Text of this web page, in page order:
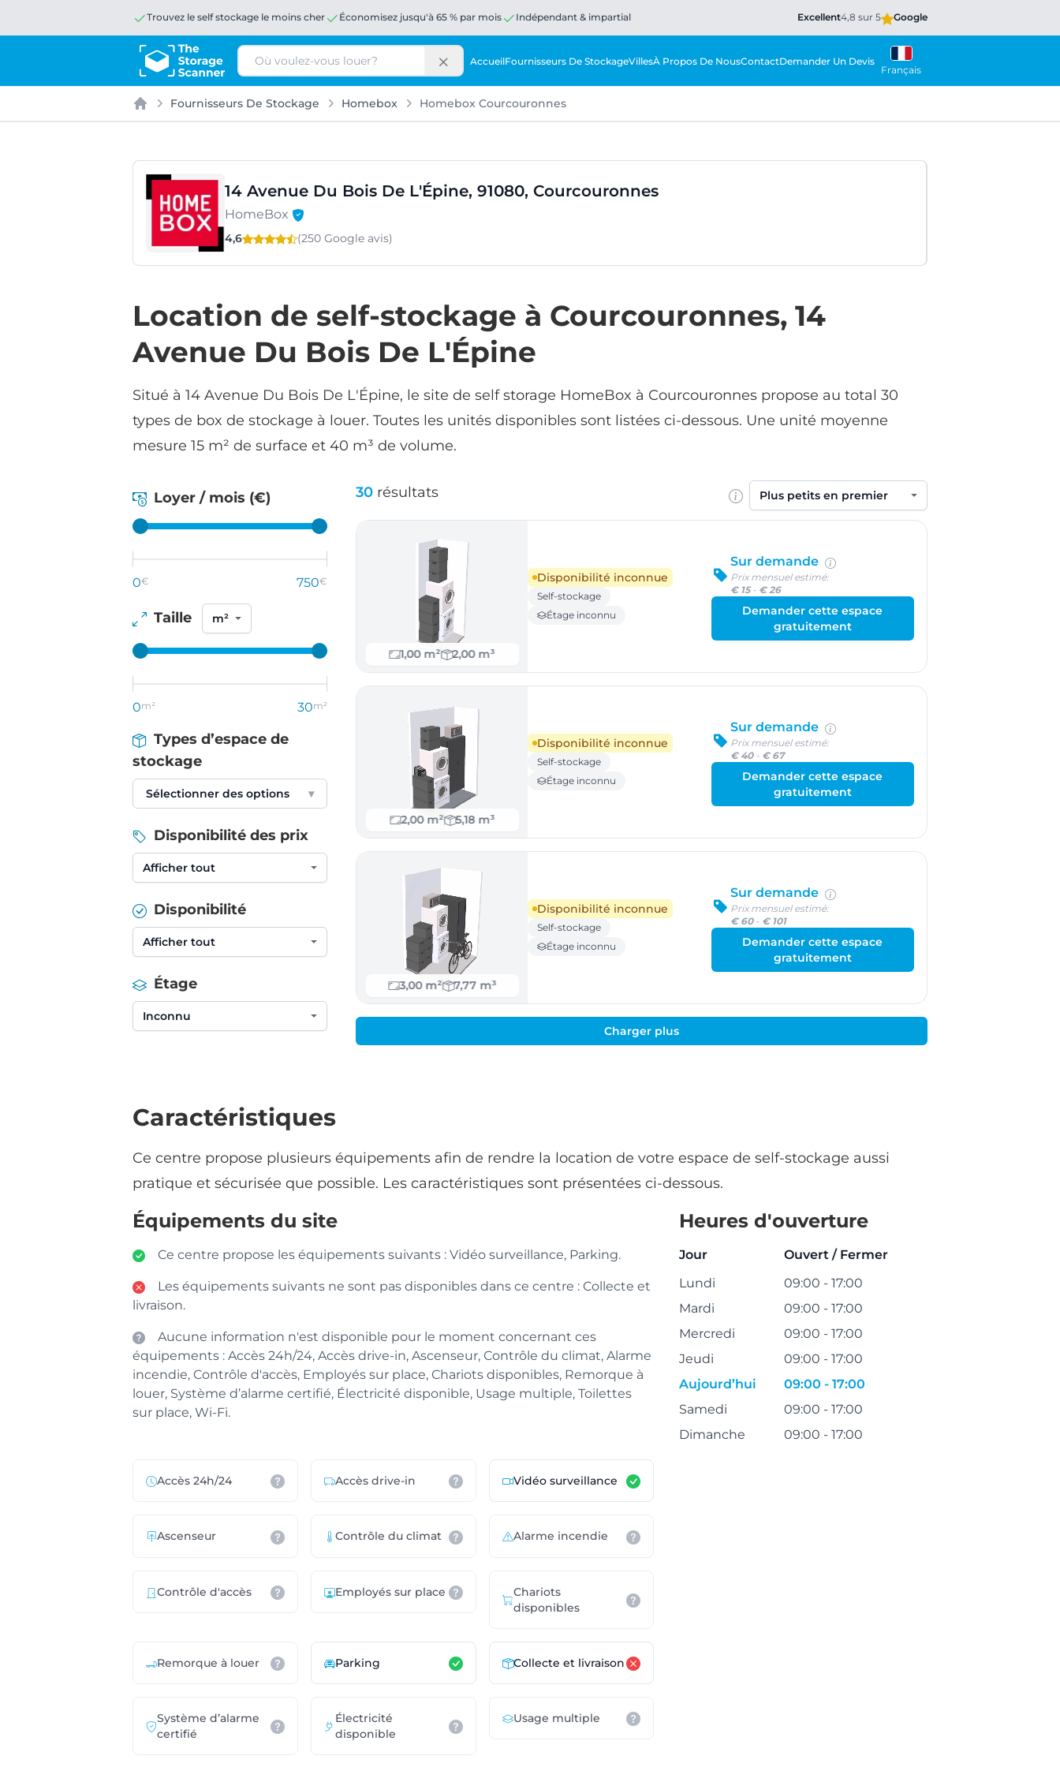
Trouvez le self stockage le moins cher Économisez jusqu'à 65 % par mois Indépendant & impartial Excellent4,8 sur 5 Google
Rechercher AccueilFournisseurs De StockageVillesÀ Propos De NousContactDemander Un Devis
Français
Accueil
Fournisseurs De Stockage Homebox Homebox Courcouronnes
14 Avenue Du Bois De L'Épine, 91080, Courcouronnes
HomeBox
4,6 (250 Google avis)
Location de self-stockage à Courcouronnes, 14
Avenue Du Bois De L'Épine
Situé à 14 Avenue Du Bois De L'Épine, le site de self storage HomeBox à Courcouronnes propose au total 30
types de box de stockage à louer. Toutes les unités disponibles sont listées ci-dessous. Une unité moyenne
mesure 15 m² de surface et 40 m³ de volume.
30 résultats
Trier par
1,00 m² 2,00 m³
Disponibilité inconnue
Self-stockage
Étage inconnu
Sur demande
Prix mensuel estimé:
€ 15- € 26
Demander cette espace
gratuitement
2,00 m² 5,18 m³
Disponibilité inconnue
Self-stockage
Étage inconnu
Sur demande
Prix mensuel estimé:
€ 40- € 67
Demander cette espace
gratuitement
3,00 m² 7,77 m³
Disponibilité inconnue
Self-stockage
Étage inconnu
Sur demande
Prix mensuel estimé:
€ 60- € 101
Demander cette espace
gratuitement
Charger plus
Loyer / mois (€)
0€ 750€
Taille
0m² 30m²
Types d’espace de
stockage
Sélectionner des options ▾
Disponibilité des prix
Disponibilité
Étage
Caractéristiques
Ce centre propose plusieurs équipements afin de rendre la location de votre espace de self-stockage aussi
pratique et sécurisée que possible. Les caractéristiques sont présentées ci-dessous.
Équipements du site
Ce centre propose les équipements suivants : Vidéo surveillance, Parking.
Les équipements suivants ne sont pas disponibles dans ce centre : Collecte et
livraison.
Aucune information n'est disponible pour le moment concernant ces
équipements : Accès 24h/24, Accès drive-in, Ascenseur, Contrôle du climat, Alarme
incendie, Contrôle d'accès, Employés sur place, Chariots disponibles, Remorque à
louer, Système d’alarme certifié, Électricité disponible, Usage multiple, Toilettes
sur place, Wi-Fi.
Accès 24h/24 Accès drive-in Vidéo surveillance
Ascenseur Contrôle du climat Alarme incendie
Contrôle d'accès Employés sur place
Chariots
disponibles
Remorque à louer Parking Collecte et livraison
Système d’alarme
certifié
Électricité
disponible
Usage multiple
Heures d'ouverture
Jour
Ouvert / Fermer
Lundi
09:00 - 17:00
Mardi
09:00 - 17:00
Mercredi
09:00 - 17:00
Jeudi
09:00 - 17:00
Aujourd’hui
09:00 - 17:00
Samedi
09:00 - 17:00
Dimanche
09:00 - 17:00